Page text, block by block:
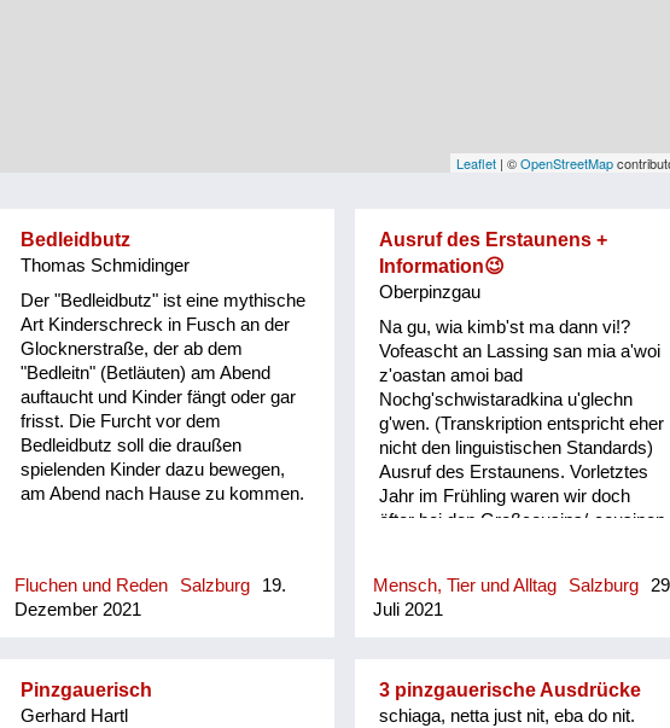
Leaflet | ©OpenStreetMap
Bedleidbutz
Thomas Schmidinger
Der "Bedleidbutz" ist eine mythische
Art Kinderschreck in Fusch an der
Glocknerstraße, der ab dem
"Bedleitn" (Betläuten) am Abend
auftaucht und Kinder fängt oder gar
frisst. Die Furcht vor dem
Bedleidbutz soll die draußen
spielenden Kinder dazu bewegen,
am Abend nach Hause zu kommen.
Fluchen und Reden Salzburg
19.
Dezember 2021
Ausruf des Erstaunens +
Information😉
Oberpinzgau
Na gu, wia kimb'st ma dann vi!?
Vofeascht an Lassing san mia a'woi
z'oastan amoi bad
Nochg'schwistaradkina u'glechn
g'wen. (Transkription entspricht eher
nicht den linguistischen Standards)
Ausruf des Erstaunens. Vorletztes
Jahr im Frühling waren wir doch
öfter bei den Großcousins/-cousinen
sondern, dass man dort zu tun hatte
bzw. die dortige Anwesenheit einen
Mensch, Tier und Alltag Salzburg
Juli 2021
Pinzgauerisch
Gerhard Hartl
3 pinzgauerische Ausdrücke
schiaga, netta just nit, eba do nit.